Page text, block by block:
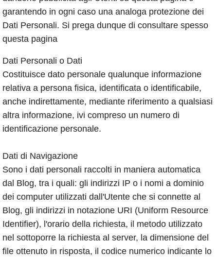
garantendo in ogni caso una analoga protezione dei
Dati Personali. Si prega dunque di consultare spesso
questa pagina
Dati Personali o Dati
Costituisce dato personale qualunque informazione
relativa a persona fisica, identificata o identificabile,
anche indirettamente, mediante riferimento a qualsiasi
altra informazione, ivi compreso un numero di
identificazione personale.
Dati di Navigazione
Sono i dati personali raccolti in maniera automatica
dal Blog, tra i quali: gli indirizzi IP o i nomi a dominio
dei computer utilizzati dall'Utente che si connette al
Blog, gli indirizzi in notazione URI (Uniform Resource
Identifier), l'orario della richiesta, il metodo utilizzato
nel sottoporre la richiesta al server, la dimensione del
file ottenuto in risposta, il codice numerico indicante lo